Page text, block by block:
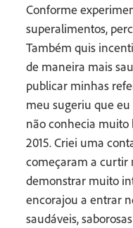
Conforme
superalimentos,
Também quis
de maneira mais
publicar minhas
meu sugeriu que eu
não conhecia muito
2015. Criei uma
começaram a curtir
demonstrar muito
encorajou a entrar
saudáveis,